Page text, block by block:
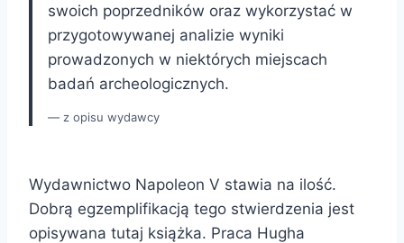
swoich poprzedników oraz wykorzystać w
przygotowywanej analizie wyniki
prowadzonych w niektórych miejscach
badań archeologicznych.
z opisu wydawcy
Wydawnictwo Napoleon V stawia na ilość.
Dobrą egzemplifikacją tego stwierdzenia jest
opisywana tutaj książka. Praca Hugha